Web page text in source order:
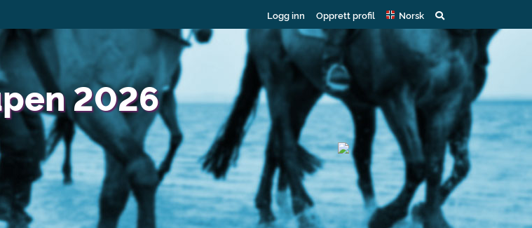
Logg inn Opprett profil Norsk
2026